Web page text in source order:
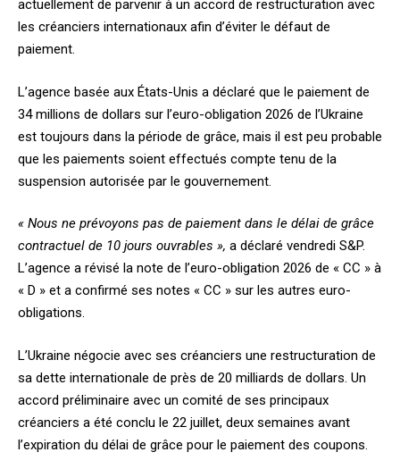
actuellement de parvenir à un accord de restructuration avec
les créanciers internationaux afin d’éviter le défaut de
paiement.
L’agence basée aux États-Unis a déclaré que le paiement de
34 millions de dollars sur l’euro-obligation 2026 de l’Ukraine
est toujours dans la période de grâce, mais il est peu probable
que les paiements soient effectués compte tenu de la
suspension autorisée par le gouvernement.
« Nous ne prévoyons pas de paiement dans le délai de grâce
contractuel de 10 jours ouvrables », a déclaré vendredi S&P.
L’agence a révisé la note de l’euro-obligation 2026 de « CC » à
« D » et a confirmé ses notes « CC » sur les autres euro-
obligations.
L’Ukraine négocie avec ses créanciers une restructuration de
sa dette internationale de près de 20 milliards de dollars. Un
accord préliminaire avec un comité de ses principaux
créanciers a été conclu le 22 juillet, deux semaines avant
l’expiration du délai de grâce pour le paiement des coupons.